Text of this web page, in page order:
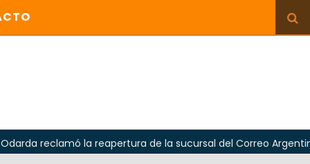
la reapertura de la sucursal del Correo Argentino en Sierra